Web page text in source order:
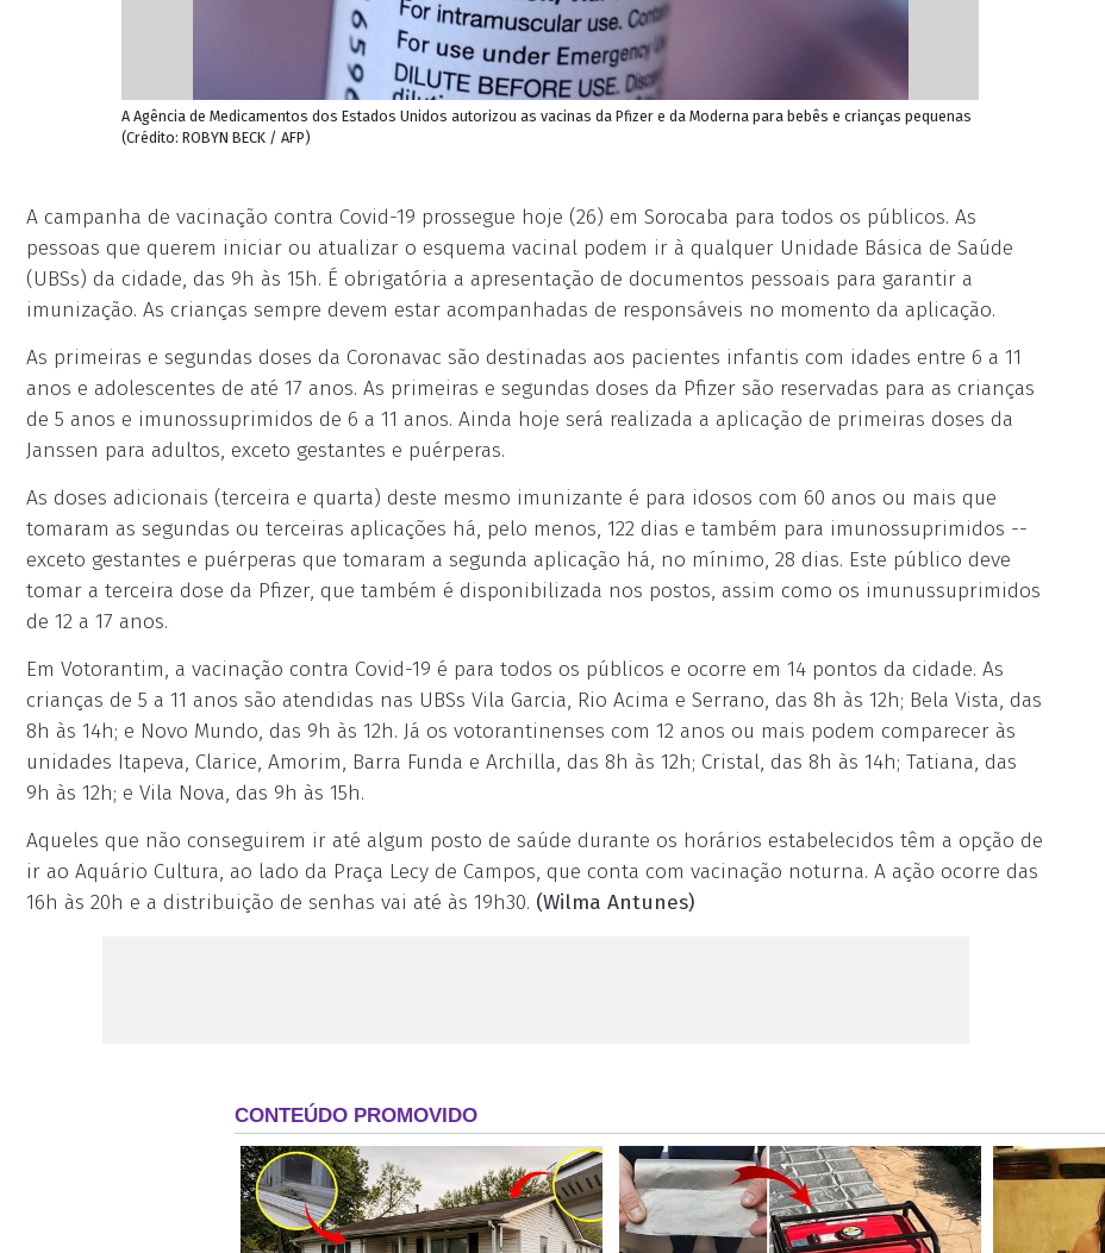
A Agência de Medicamentos dos Estados Unidos autorizou as vacinas da Pfizer e da Moderna para bebês e crianças pequenas
(Crédito: ROBYN BECK / AFP)
A campanha de vacinação contra Covid-19 prossegue hoje (26) em Sorocaba para todos os públicos. As
pessoas que querem iniciar ou atualizar o esquema vacinal podem ir à qualquer Unidade Básica de Saúde
(UBSs) da cidade, das 9h às 15h. É obrigatória a apresentação de documentos pessoais para garantir a
imunização. As crianças sempre devem estar acompanhadas de responsáveis no momento da aplicação.
As primeiras e segundas doses da Coronavac são destinadas aos pacientes infantis com idades entre 6 a 11
anos e adolescentes de até 17 anos. As primeiras e segundas doses da Pfizer são reservadas para as crianças
de 5 anos e imunossuprimidos de 6 a 11 anos. Ainda hoje será realizada a aplicação de primeiras doses da
Janssen para adultos, exceto gestantes e puérperas.
As doses adicionais (terceira e quarta) deste mesmo imunizante é para idosos com 60 anos ou mais que
tomaram as segundas ou terceiras aplicações há, pelo menos, 122 dias e também para imunossuprimidos --
exceto gestantes e puérperas que tomaram a segunda aplicação há, no mínimo, 28 dias. Este público deve
tomar a terceira dose da Pfizer, que também é disponibilizada nos postos, assim como os imunussuprimidos
de 12 a 17 anos.
Em Votorantim, a vacinação contra Covid-19 é para todos os públicos e ocorre em 14 pontos da cidade. As
crianças de 5 a 11 anos são atendidas nas UBSs Vila Garcia, Rio Acima e Serrano, das 8h às 12h; Bela Vista, das
8h às 14h; e Novo Mundo, das 9h às 12h. Já os votorantinenses com 12 anos ou mais podem comparecer às
unidades Itapeva, Clarice, Amorim, Barra Funda e Archilla, das 8h às 12h; Cristal, das 8h às 14h; Tatiana, das
9h às 12h; e Vila Nova, das 9h às 15h.
Aqueles que não conseguirem ir até algum posto de saúde durante os horários estabelecidos têm a opção de
ir ao Aquário Cultura, ao lado da Praça Lecy de Campos, que conta com vacinação noturna. A ação ocorre das
16h às 20h e a distribuição de senhas vai até às 19h30. (Wilma Antunes)